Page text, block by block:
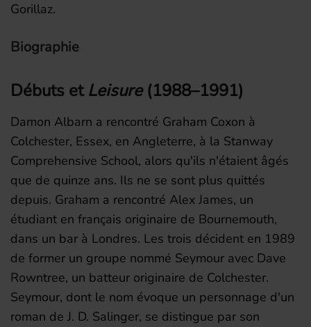
Gorillaz.
Biographie
Débuts etLeisure(1988–1991)
Damon Albarn a rencontré Graham Coxon à
Colchester, Essex, en Angleterre, à la Stanway
Comprehensive School, alors qu'ils n'étaient âgés
que de quinze ans. Ils ne se sont plus quittés
depuis. Graham a rencontré Alex James, un
étudiant en français originaire de Bournemouth,
dans un bar à Londres. Les trois décident en 1989
de former un groupe nommé Seymour avec Dave
Rowntree, un batteur originaire de Colchester.
Seymour, dont le nom évoque un personnage d'un
roman de J. D. Salinger, se distingue par son